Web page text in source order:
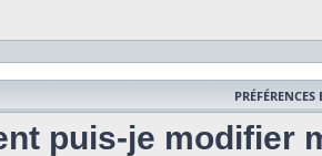
puis-je modifier